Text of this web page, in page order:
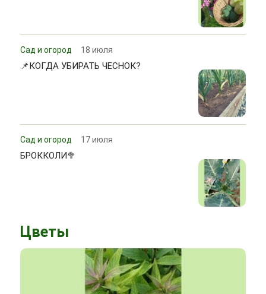
Сад и огород 18 июля
📌КОГДА УБИРАТЬ ЧЕСНОК?
Сад и огород 17 июля
БРОККОЛИ🥦
Цветы